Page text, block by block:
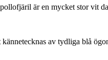
är en mycket stor vit
av tydliga blå